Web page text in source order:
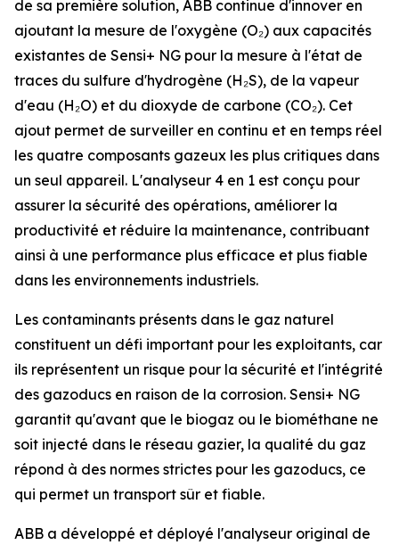
de sa première solution, ABB continue d'innover en
ajoutant la mesure de l'oxygène (O₂) aux capacités
existantes de Sensi+ NG pour la mesure à l'état de
traces du sulfure d'hydrogène (H₂S), de la vapeur
d'eau (H₂O) et du dioxyde de carbone (CO₂). Cet
ajout permet de surveiller en continu et en temps réel
les quatre composants gazeux les plus critiques dans
un seul appareil. L'analyseur 4 en 1 est conçu pour
assurer la sécurité des opérations, améliorer la
productivité et réduire la maintenance, contribuant
ainsi à une performance plus efficace et plus fiable
dans les environnements industriels.
Les contaminants présents dans le gaz naturel
constituent un défi important pour les exploitants, car
ils représentent un risque pour la sécurité et l'intégrité
des gazoducs en raison de la corrosion. Sensi+ NG
garantit qu'avant que le biogaz ou le biométhane ne
soit injecté dans le réseau gazier, la qualité du gaz
répond à des normes strictes pour les gazoducs, ce
qui permet un transport sûr et fiable.
ABB a développé et déployé l'analyseur original de